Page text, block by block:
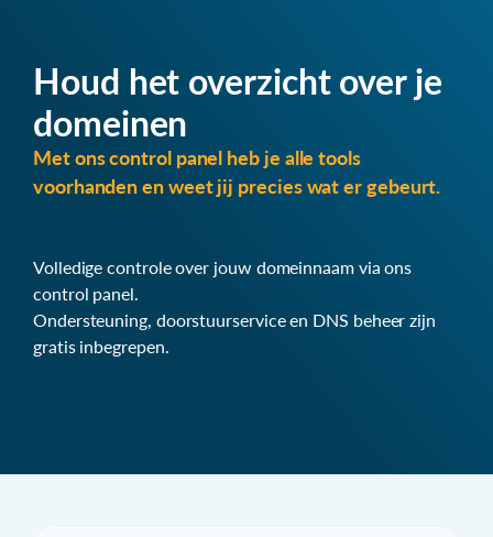
Houd het overzicht over je
domeinen
Met ons control panel heb je alle tools
voorhanden en weet jij precies wat er gebeurt.
Volledige controle over jouw domeinnaam via ons
control panel.
Ondersteuning, doorstuurservice en DNS beheer zijn
gratis inbegrepen.